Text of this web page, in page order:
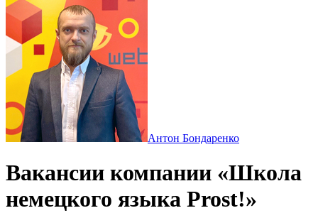
Антон Бондаренко
Вакансии компании «Школа
немецкого языка Prost!»